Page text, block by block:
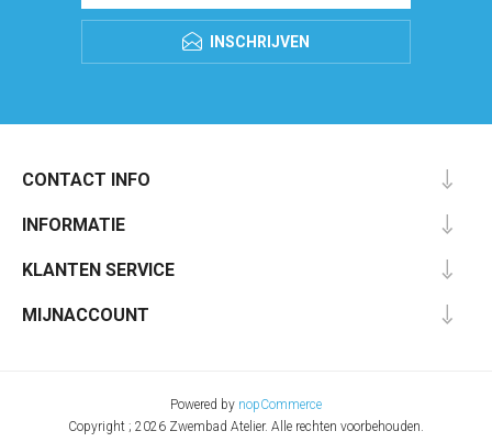
INSCHRIJVEN
CONTACT INFO
INFORMATIE
KLANTEN SERVICE
MIJNACCOUNT
Powered by nopCommerce
Copyright ; 2026 Zwembad Atelier. Alle rechten voorbehouden.